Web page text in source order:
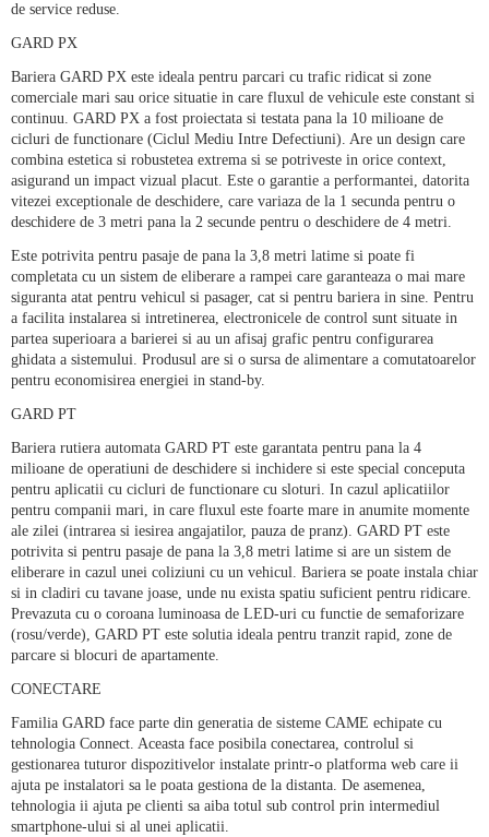
de service reduse.
GARD PX
Bariera GARD PX este ideala pentru parcari cu trafic ridicat si zone
comerciale mari sau orice situatie in care fluxul de vehicule este constant si
continuu. GARD PX a fost proiectata si testata pana la 10 milioane de
cicluri de functionare (Ciclul Mediu Intre Defectiuni). Are un design care
combina estetica si robustetea extrema si se potriveste in orice context,
asigurand un impact vizual placut. Este o garantie a performantei, datorita
vitezei exceptionale de deschidere, care variaza de la 1 secunda pentru o
deschidere de 3 metri pana la 2 secunde pentru o deschidere de 4 metri.
Este potrivita pentru pasaje de pana la 3,8 metri latime si poate fi
completata cu un sistem de eliberare a rampei care garanteaza o mai mare
siguranta atat pentru vehicul si pasager, cat si pentru bariera in sine. Pentru
a facilita instalarea si intretinerea, electronicele de control sunt situate in
partea superioara a barierei si au un afisaj grafic pentru configurarea
ghidata a sistemului. Produsul are si o sursa de alimentare a comutatoarelor
pentru economisirea energiei in stand-by.
GARD PT
Bariera rutiera automata GARD PT este garantata pentru pana la 4
milioane de operatiuni de deschidere si inchidere si este special conceputa
pentru aplicatii cu cicluri de functionare cu sloturi. In cazul aplicatiilor
pentru companii mari, in care fluxul este foarte mare in anumite momente
ale zilei (intrarea si iesirea angajatilor, pauza de pranz). GARD PT este
potrivita si pentru pasaje de pana la 3,8 metri latime si are un sistem de
eliberare in cazul unei coliziuni cu un vehicul. Bariera se poate instala chiar
si in cladiri cu tavane joase, unde nu exista spatiu suficient pentru ridicare.
Prevazuta cu o coroana luminoasa de LED-uri cu functie de semaforizare
(rosu/verde), GARD PT este solutia ideala pentru tranzit rapid, zone de
parcare si blocuri de apartamente.
CONECTARE
Familia GARD face parte din generatia de sisteme CAME echipate cu
tehnologia Connect. Aceasta face posibila conectarea, controlul si
gestionarea tuturor dispozitivelor instalate printr-o platforma web care ii
ajuta pe instalatori sa le poata gestiona de la distanta. De asemenea,
tehnologia ii ajuta pe clienti sa aiba totul sub control prin intermediul
smartphone-ului si al unei aplicatii.